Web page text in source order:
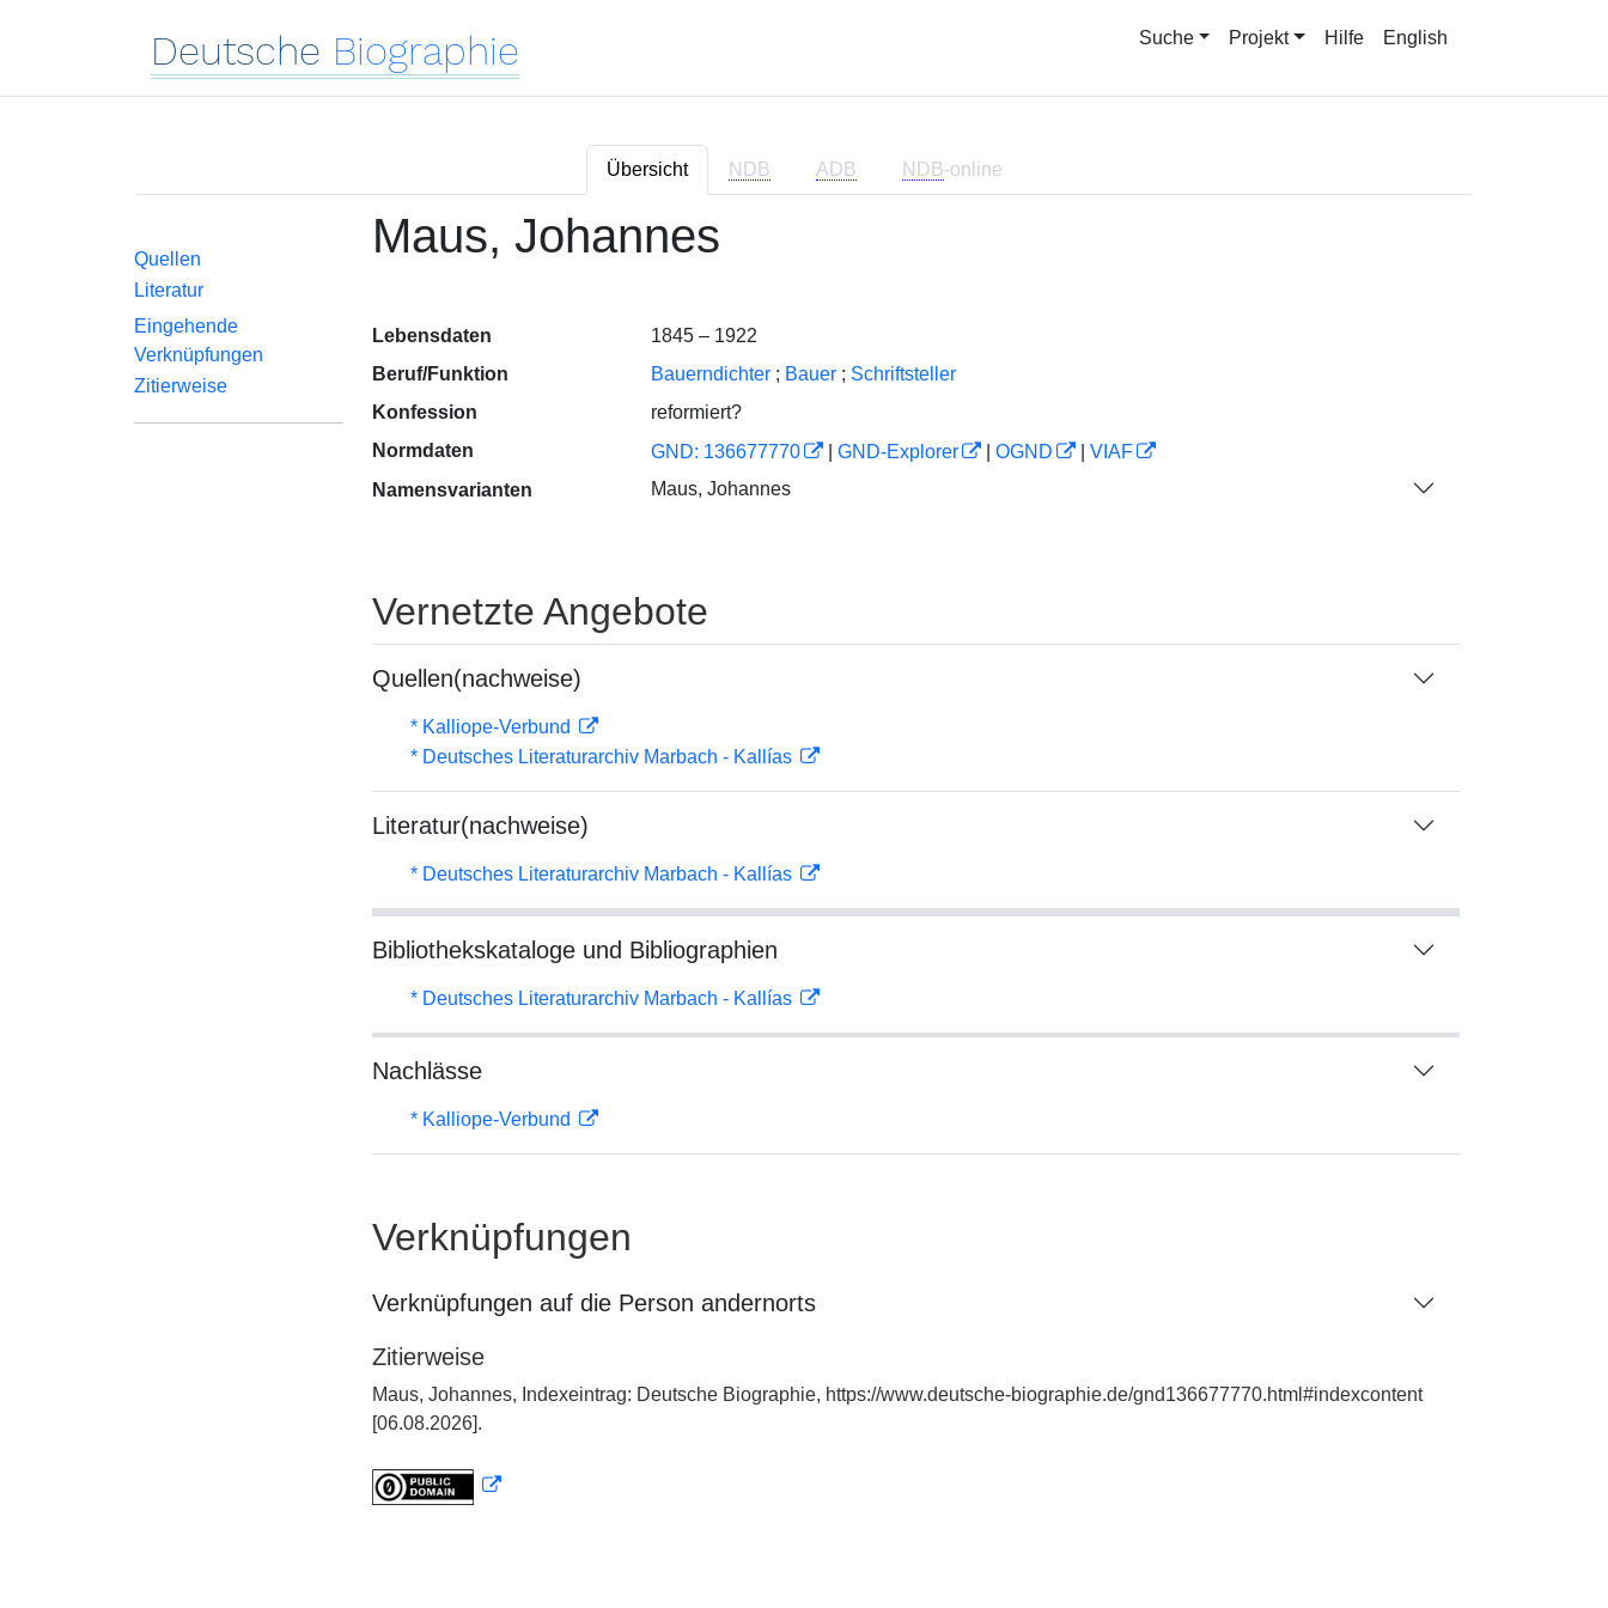
Deutsche Biographie Suche Projekt Hilfe English
Übersicht NDB ADB NDB-online
Quellen
Literatur
Eingehende
Verknüpfungen
Zitierweise
Maus, Johannes
Lebensdaten
1845 – 1922
Beruf/Funktion
Bauerndichter ; Bauer ; Schriftsteller
Konfession
reformiert?
Normdaten
GND: 136677770 GND-Explorer OGND
VIAF
Namensvarianten
Maus, Johannes
Vernetzte Angebote
Quellen(nachweise)
* Kalliope-Verbund
* Deutsches Literaturarchiv Marbach - Kallías
Literatur(nachweise)
* Deutsches Literaturarchiv Marbach - Kallías
Bibliothekskataloge und Bibliographien
* Deutsches Literaturarchiv Marbach - Kallías
Nachlässe
* Kalliope-Verbund
Verknüpfungen
Verknüpfungen auf die Person andernorts
Zitierweise
Maus, Johannes, Indexeintrag: Deutsche Biographie, https://www.deutsche-biographie.de/gnd136677770.html#indexcontent
[06.08.2026].